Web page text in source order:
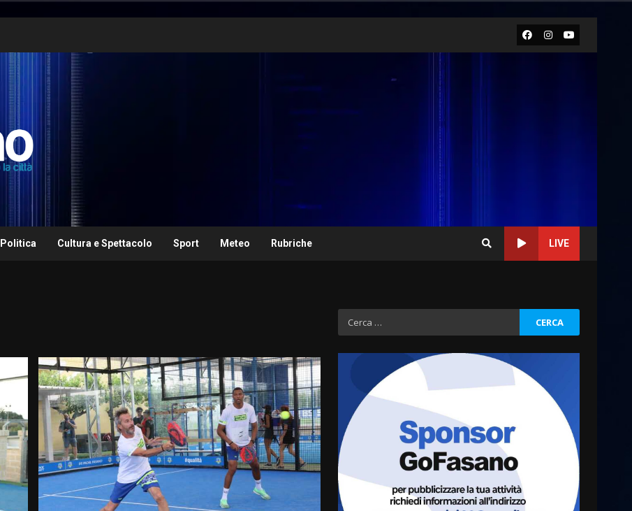
Facebook
Instagram
Youtube
Politica Cultura e Spettacolo Sport Meteo Rubriche LIVE
Ricerca
per:
La magia del Minareto e la
prima assoluta de “L’Albergo
Belvedere. Il rapimento”
6 Agosto 2026 06:15
Serie D, l’Us Fasano è
escluso dal campionato